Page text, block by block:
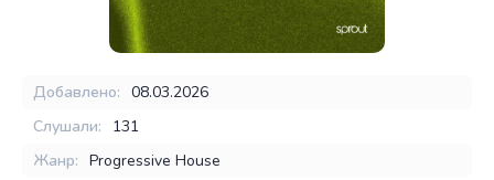
Добавлено: 08.03.2026
Слушали:
131
Жанр: Progressive House